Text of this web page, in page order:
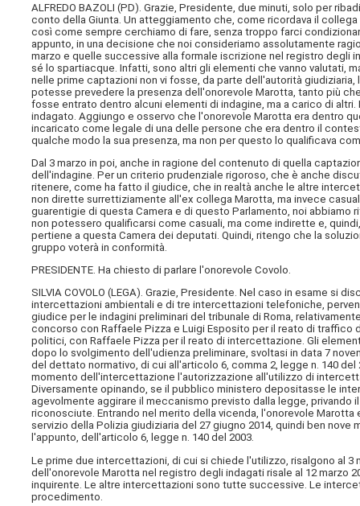
ALFREDO BAZOLI (PD). Grazie, Presidente, due minuti, solo per
conto della Giunta. Un atteggiamento che, come ricordava il
così come sempre cerchiamo di fare, senza troppo farci
appunto, in una decisione che noi consideriamo assolutamente
marzo e quelle successive alla formale iscrizione nel registro degli
sé lo spartiacque. Infatti, sono altri gli elementi che vanno valutati,
nelle prime captazioni non vi fosse, da parte dell'autorità
potesse prevedere la presenza dell'onorevole Marotta, tanto più
fosse entrato dentro alcuni elementi di indagine, ma a carico di
indagato. Aggiungo e osservo che l'onorevole Marotta era dentro
incaricato come legale di una delle persone che era dentro il
qualche modo la sua presenza, ma non per questo lo qualificava
Dal 3 marzo in poi, anche in ragione del contenuto di quella
dell'indagine. Per un criterio prudenziale rigoroso, che è anche
ritenere, come ha fatto il giudice, che in realtà anche le altre
non dirette surrettiziamente all'ex collega Marotta, ma invece
guarentigie di questa Camera e di questo Parlamento, noi
non potessero qualificarsi come casuali, ma come indirette e,
pertiene a questa Camera dei deputati. Quindi, ritengo che la
gruppo voterà in conformità.
PRESIDENTE. Ha chiesto di parlare l'onorevole Covolo.
SILVIA COVOLO (LEGA). Grazie, Presidente. Nel caso in esame si
intercettazioni ambientali e di tre intercettazioni telefoniche,
giudice per le indagini preliminari del tribunale di Roma,
concorso con Raffaele Pizza e Luigi Esposito per il reato di
politici, con Raffaele Pizza per il reato di intercettazione. Gli
dopo lo svolgimento dell'udienza preliminare, svoltasi in data 7
del dettato normativo, di cui all'articolo 6, comma 2, legge n. 140
momento dell'intercettazione l'autorizzazione all'utilizzo di
Diversamente opinando, se il pubblico ministero depositasse le
agevolmente aggirare il meccanismo previsto dalla legge,
riconosciute. Entrando nel merito della vicenda, l'onorevole
servizio della Polizia giudiziaria del 27 giugno 2014, quindi ben
l'appunto, dell'articolo 6, legge n. 140 del 2003.
Le prime due intercettazioni, di cui si chiede l'utilizzo, risalgono al
dell'onorevole Marotta nel registro degli indagati risale al 12
inquirente. Le altre intercettazioni sono tutte successive. Le
procedimento.